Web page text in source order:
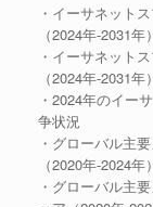
・イーサネット
（2024年-2031年）
・イーサネット
（2024年-2031年）
・2024年のイー
争状況
・グローバル主
（2020年-2024年）
・グローバル主